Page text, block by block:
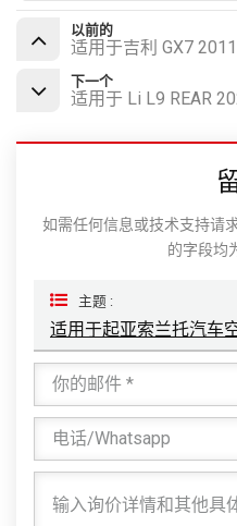
以前的
适用于吉利 GX7
下一个
适用于 Li L9 REAR
如需任何信息或技术支持请
的字段均
主题 :
适用于起亚索兰托汽车